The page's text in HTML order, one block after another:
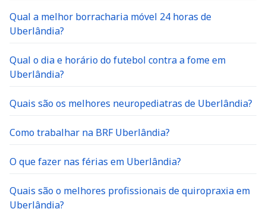
Qual a melhor borracharia móvel 24 horas de
Uberlândia?
Qual o dia e horário do futebol contra a fome em
Uberlândia?
Quais são os melhores neuropediatras de Uberlândia?
Como trabalhar na BRF Uberlândia?
O que fazer nas férias em Uberlândia?
Quais são o melhores profissionais de quiropraxia em
Uberlândia?